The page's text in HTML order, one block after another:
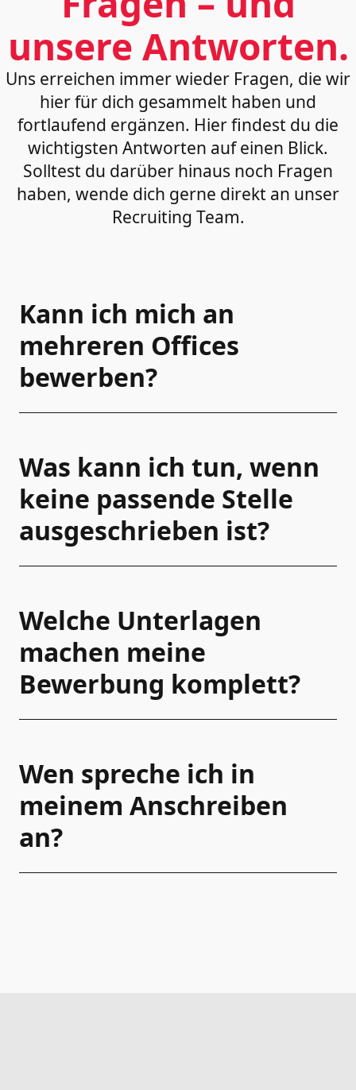
unsere Antworten.
Uns erreichen immer wieder Fragen, die wir
hier für dich gesammelt haben und
fortlaufend ergänzen. Hier findest du die
wichtigsten Antworten auf einen Blick.
Solltest du darüber hinaus noch Fragen
haben, wende dich gerne direkt an unser
Recruiting Team.
Kann ich mich an
mehreren Offices
bewerben?
Was kann ich tun, wenn
keine passende Stelle
ausgeschrieben ist?
Welche Unterlagen
machen meine
Bewerbung komplett?
Wen spreche ich in
meinem Anschreiben
an?